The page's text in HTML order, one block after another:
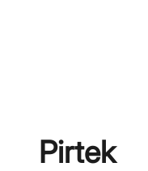
Pirtek